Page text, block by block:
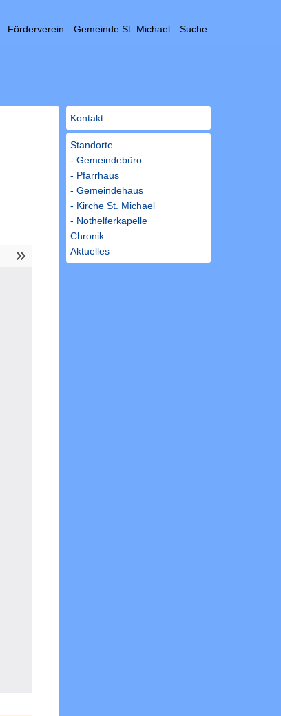
Förderverein Gemeinde St. Michael Suche
Kontakt
Standorte
- Gemeindebüro
- Pfarrhaus
- Gemeindehaus
- Kirche St. Michael
- Nothelferkapelle
Chronik
Aktuelles